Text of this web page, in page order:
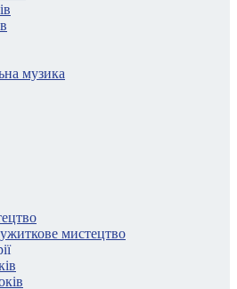
музика
мистецтво